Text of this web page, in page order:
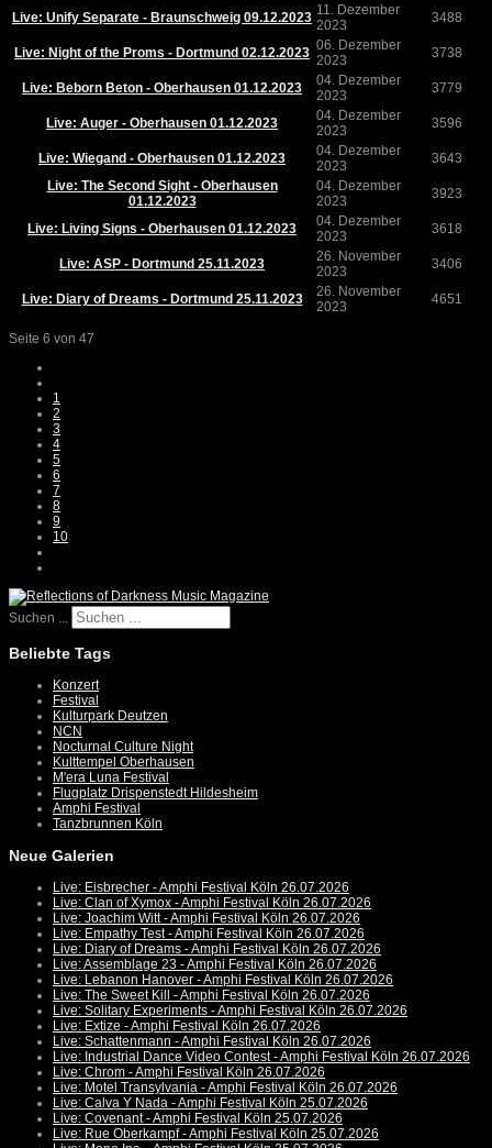
Live: Unify Separate - Braunschweig 09.12.2023 11. Dezember
2023
3488
Live: Night of the Proms - Dortmund 02.12.2023 06. Dezember
2023
3738
Live: Beborn Beton - Oberhausen 01.12.2023
04. Dezember
2023
3779
Live: Auger - Oberhausen 01.12.2023
04. Dezember
2023
3596
Live: Wiegand - Oberhausen 01.12.2023
04. Dezember
2023
3643
Live: The Second Sight - Oberhausen
01.12.2023
04. Dezember
2023
3923
Live: Living Signs - Oberhausen 01.12.2023
04. Dezember
2023
3618
Live: ASP - Dortmund 25.11.2023
26. November
2023
3406
Live: Diary of Dreams - Dortmund 25.11.2023
26. November
2023
4651
Seite 6 von 47
1
2
3
4
5
6
7
8
9
10
Suchen ...
Beliebte Tags
Konzert
Festival
Kulturpark Deutzen
NCN
Nocturnal Culture Night
Kulttempel Oberhausen
M'era Luna Festival
Flugplatz Drispenstedt Hildesheim
Amphi Festival
Tanzbrunnen Köln
Neue Galerien
Live: Eisbrecher - Amphi Festival Köln 26.07.2026
Live: Clan of Xymox - Amphi Festival Köln 26.07.2026
Live: Joachim Witt - Amphi Festival Köln 26.07.2026
Live: Empathy Test - Amphi Festival Köln 26.07.2026
Live: Diary of Dreams - Amphi Festival Köln 26.07.2026
Live: Assemblage 23 - Amphi Festival Köln 26.07.2026
Live: Lebanon Hanover - Amphi Festival Köln 26.07.2026
Live: The Sweet Kill - Amphi Festival Köln 26.07.2026
Live: Solitary Experiments - Amphi Festival Köln 26.07.2026
Live: Extize - Amphi Festival Köln 26.07.2026
Live: Schattenmann - Amphi Festival Köln 26.07.2026
Live: Industrial Dance Video Contest - Amphi Festival Köln 26.07.2026
Live: Chrom - Amphi Festival Köln 26.07.2026
Live: Motel Transylvania - Amphi Festival Köln 26.07.2026
Live: Calva Y Nada - Amphi Festival Köln 25.07.2026
Live: Covenant - Amphi Festival Köln 25.07.2026
Live: Rue Oberkampf - Amphi Festival Köln 25.07.2026